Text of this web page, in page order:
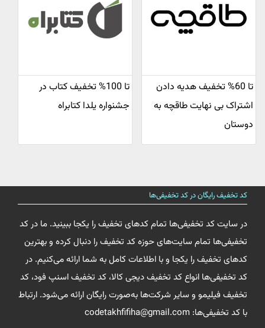
تا 60% تخفیف هدیه دادن
اشتراک بی نهایت طاقچه به
دوستان
تا 100% تخفیف کتاب در
جشنواره یلدا کتابراه
کد تخفیف رایگان در کد تخفیفی‌ها
در سایت کد تخفیفی‌ها تمام کدهای تخفیف را یکجا ببینید. ما در کد
تخفیفی‌ها تمام سایت‌های حوزه کد تخفیف را دنبال کرده و بهترین
کدهای تخفیف را یکجا و با اطلاعات کامل به شما ارائه می‌کنیم. در
کد تخفیفی‌ها انواع کد تخفیف دیجی کالا، کد تخفیف اسنپ فود، کد
تخفیف فیلیمو و سایر شرکت‌ها به‌صورت رایگان ارائه می‌شود. ارتباط
با کد تخفیفی‌ها: codetakhfifiha@gmail.com